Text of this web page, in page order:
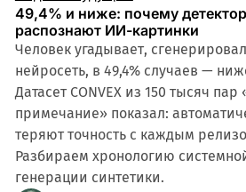
49,4% и ниже: почему
распознают ИИ-картинки
Человек угадывает,
нейросеть, в 49,4% случаев —
Датасет CONVEX из 150 тысяч пар
примечание» показал:
теряют точность с каждым
Разбираем хронологию
генерации синтетики.